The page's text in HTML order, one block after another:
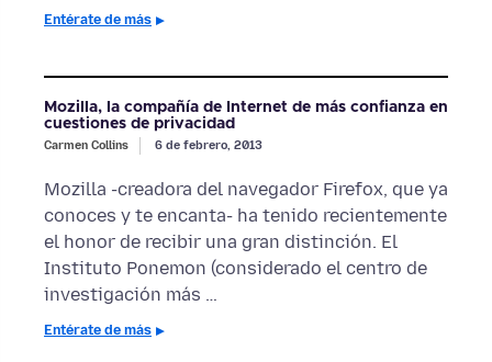
Entérate de más
Mozilla, la compañía de Internet de más confianza en
cuestiones de privacidad
Carmen Collins 6 de febrero, 2013
Mozilla -creadora del navegador Firefox, que ya
conoces y te encanta- ha tenido recientemente
el honor de recibir una gran distinción. El
Instituto Ponemon (considerado el centro de
investigación más …
Entérate de más